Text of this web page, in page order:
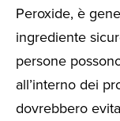
Peroxide, è
ingrediente
persone
all’interno dei
dovrebbero